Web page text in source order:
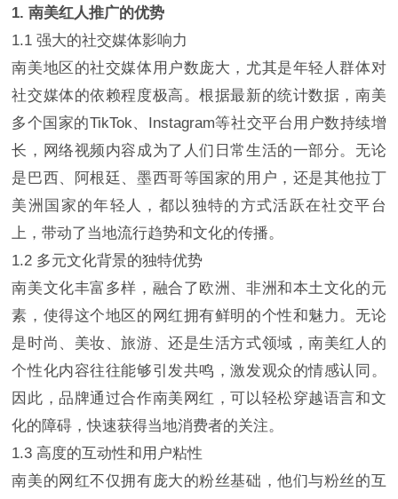
1. 南美红人推广的优势
1.1 强大的社交媒体影响力
南美地区的社交媒体用户数庞大，尤其是年轻人群体对
社交媒体的依赖程度极高。根据最新的统计数据，南美
多个国家的TikTok、Instagram等社交平台用户数持续增
长，网络视频内容成为了人们日常生活的一部分。无论
是巴西、阿根廷、墨西哥等国家的用户，还是其他拉丁
美洲国家的年轻人，都以独特的方式活跃在社交平台
上，带动了当地流行趋势和文化的传播。
1.2 多元文化背景的独特优势
南美文化丰富多样，融合了欧洲、非洲和本土文化的元
素，使得这个地区的网红拥有鲜明的个性和魅力。无论
是时尚、美妆、旅游、还是生活方式领域，南美红人的
个性化内容往往能够引发共鸣，激发观众的情感认同。
因此，品牌通过合作南美网红，可以轻松穿越语言和文
化的障碍，快速获得当地消费者的关注。
1.3 高度的互动性和用户粘性
南美的网红不仅拥有庞大的粉丝基础，他们与粉丝的互